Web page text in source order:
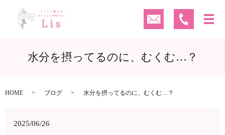
水分を摂ってるのに、むくむ…？
HOME ブログ 水分を摂ってるのに、むくむ…？
2025/06/26